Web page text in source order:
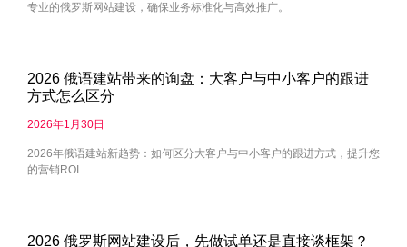
专业的俄罗斯网站建设，确保业务标准化与高效推广。
2026 俄语建站带来的询盘：大客户与中小客户的跟进
方式怎么区分
2026年1月30日
2026年俄语建站新趋势：如何区分大客户与中小客户的跟进方式，提升您
的营销ROI.
2026 俄罗斯网站建设后，先做试单还是直接谈框架？